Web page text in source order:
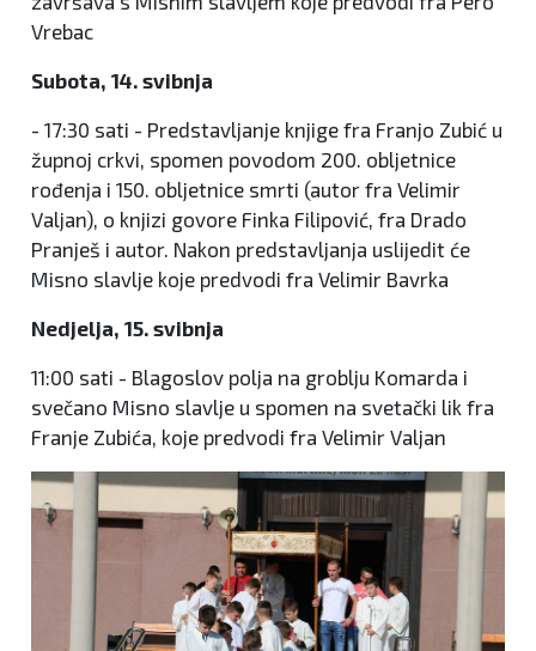
Vrebac
Subota, 14. svibnja
- 17:30 sati - Predstavljanje knjige fra Franjo Zubić u
župnoj crkvi, spomen povodom 200. obljetnice
rođenja i 150. obljetnice smrti (autor fra Velimir
Valjan), o knjizi govore Finka Filipović, fra Drado
Pranješ i autor. Nakon predstavljanja uslijedit će
Misno slavlje koje predvodi fra Velimir Bavrka
Nedjelja, 15. svibnja
11:00 sati - Blagoslov polja na groblju Komarda i
svečano Misno slavlje u spomen na svetački lik fra
Franje Zubića, koje predvodi fra Velimir Valjan